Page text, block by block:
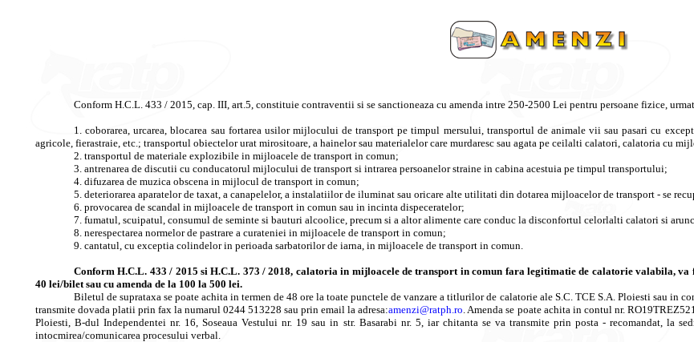
Conform H.C.L. 433 / 2015, cap. III, art.5, constituie contraventii si se sanctioneaza cu amenda intre 250-2500 Lei pentru persoane fizice,
1. coborarea, urcarea, blocarea sau fortarea usilor mijlocului de transport pe timpul mersului, transportul de animale vii sau pasari cu
agricole, fierastraie, etc.; transportul obiectelor urat mirositoare, a hainelor sau materialelor care murdaresc sau agata pe ceilalti calatori, calatoria cu
2. transportul de materiale explozibile in mijloacele de transport in comun;
3. antrenarea de discutii cu conducatorul mijlocului de transport si intrarea persoanelor straine in cabina acestuia pe timpul transportului;
4. difuzarea de muzica obscena in mijlocul de transport in comun;
5. deteriorarea aparatelor de taxat, a canapelelor, a instalatiilor de iluminat sau oricare alte utilitati din dotarea mijloacelor de transport - se
6. provocarea de scandal in mijloacele de transport in comun sau in incinta dispeceratelor;
7. fumatul, scuipatul, consumul de seminte si bauturi alcoolice, precum si a altor alimente care conduc la disconfortul celorlalti calatori si
8. nerespectarea normelor de pastrare a curateniei in mijloacele de transport in comun;
9. cantatul, cu exceptia colindelor in perioada sarbatorilor de iarna, in mijloacele de transport in comun.
Conform H.C.L. 433 / 2015 si H.C.L. 373 / 2018, calatoria in mijloacele de transport in comun fara legitimatie de calatorie valabila,
40 lei/bilet sau cu amenda de la 100 la 500 lei.
Biletul de suprataxa se poate achita in termen de 48 ore la toate punctele de vanzare a titlurilor de calatorie ale S.C. TCE S.A. Ploiesti sau in
transmite dovada platii prin fax la numarul 0244 513228 sau prin email la adresa:amenzi@ratph.ro. Amenda se poate achita in contul nr.
Ploiesti, B-dul Independentei nr. 16, Soseaua Vestului nr. 19 sau in str. Basarabi nr. 5, iar chitanta se va transmite prin posta - recomandat, la
intocmirea/comunicarea procesului verbal.